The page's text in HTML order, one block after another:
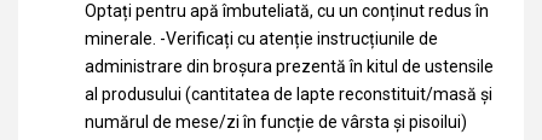
Optați pentru apă îmbuteliată, cu un conținut redus în
minerale. -Verificați cu atenție instrucțiunile de
administrare din broșura prezentă în kitul de ustensile
al produsului (cantitatea de lapte reconstituit/masă și
numărul de mese/zi în funcție de vârsta și pisoilui)